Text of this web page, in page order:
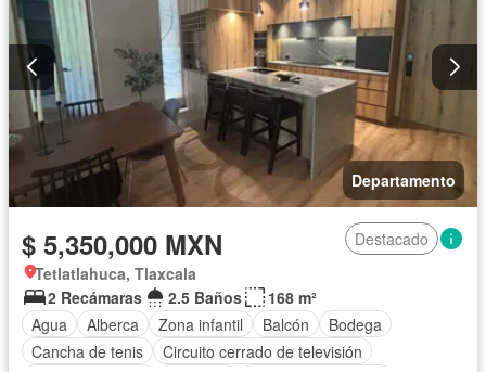
Departamento
$ 5,350,000 MXN
Destacado
Tetlatlahuca, Tlaxcala
2 Recámaras
2.5 Baños
168 m²
Agua
Alberca Zona infantil Balcón
Bodega
Cancha de tenis
Circuito cerrado de televisión